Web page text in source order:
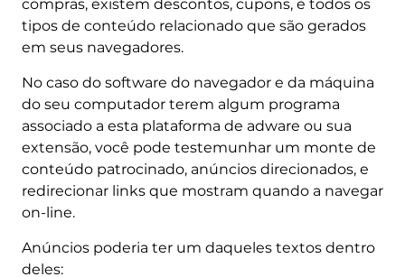
compras, existem descontos, cupons, e todos os
tipos de conteúdo relacionado que são gerados
em seus navegadores.
No caso do software do navegador e da máquina
do seu computador terem algum programa
associado a esta plataforma de adware ou sua
extensão, você pode testemunhar um monte de
conteúdo patrocinado, anúncios direcionados, e
redirecionar links que mostram quando a navegar
on-line.
Anúncios poderia ter um daqueles textos dentro
deles: